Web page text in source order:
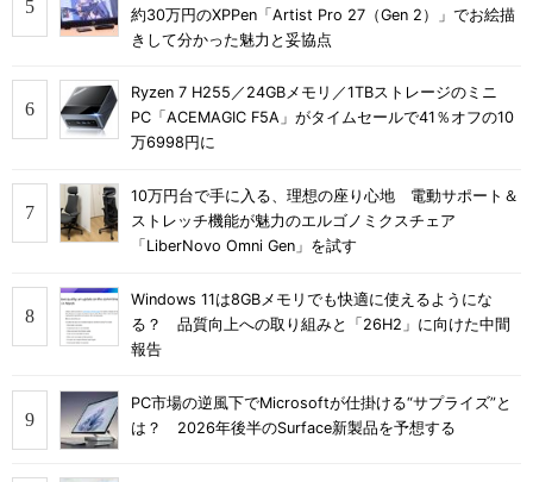
約30万円のXPPen「Artist Pro 27（Gen 2）」でお絵描
きして分かった魅力と妥協点
Ryzen 7 H255／24GBメモリ／1TBストレージのミニ
PC「ACEMAGIC F5A」がタイムセールで41％オフの10
万6998円に
10万円台で手に入る、理想の座り心地 電動サポート＆
ストレッチ機能が魅力のエルゴノミクスチェア
「LiberNovo Omni Gen」を試す
Windows 11は8GBメモリでも快適に使えるようにな
る？ 品質向上への取り組みと「26H2」に向けた中間
報告
PC市場の逆風下でMicrosoftが仕掛ける“サプライズ”と
は？ 2026年後半のSurface新製品を予想する